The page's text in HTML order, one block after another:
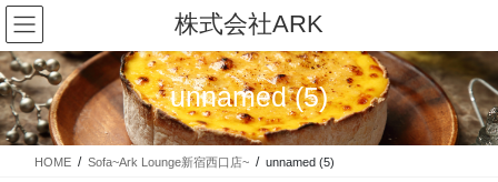
コ
ン
テ
ン
ツ
に
移
ナ
ビ
ゲ
ー
シ
ョ
ン
株式会社ARK
unnamed (5)
HOME Sofa~Ark Lounge新宿西口店~ unnamed (5)